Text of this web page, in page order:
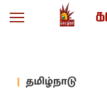
தமிழ்நாடு